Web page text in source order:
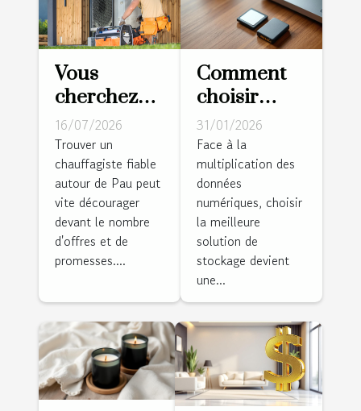
Vous
cherchez
un
chauffagiste
à Pau ?
Cette
équipe
locale
installe
pompe à
chaleur sur
mesure !
16/07/2026
Trouver un
chauffagiste fiable
autour de Pau peut
vite décourager
devant le nombre
d'offres et de
promesses....
Comment
choisir
entre carte
mémoire
SD et
disque dur
pour
sécuriser
vos
données ?
31/01/2026
Face à la
multiplication des
données
numériques, choisir
la meilleure
solution de
stockage devient
une...